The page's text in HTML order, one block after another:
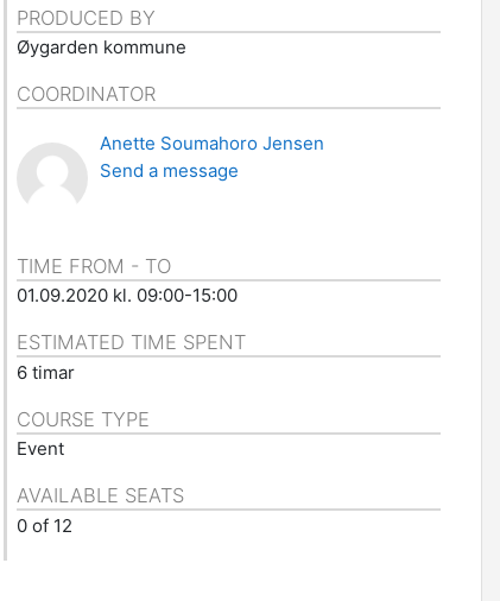
PRODUCED BY
Øygarden kommune
COORDINATOR
Anette Soumahoro Jensen
Send a message
TIME FROM - TO
01.09.2020 kl. 09:00-15:00
ESTIMATED TIME SPENT
6 timar
COURSE TYPE
Event
AVAILABLE SEATS
0 of 12